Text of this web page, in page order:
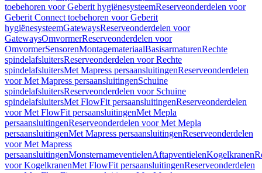
toebehoren voor Geberit hygiënesysteemReserveonderdelen voor
Geberit Connect toebehoren voor Geberit
hygiënesysteemGatewaysReserveonderdelen voor
GatewaysOmvormerReserveonderdelen voor
OmvormerSensorenMontagemateriaalBasisarmaturenRechte
spindelafsluitersReserveonderdelen voor Rechte
spindelafsluitersMet Mapress persaansluitingenReserveonderdelen
voor Met Mapress persaansluitingenSchuine
spindelafsluitersReserveonderdelen voor Schuine
spindelafsluitersMet FlowFit persaansluitingenReserveonderdelen
voor Met FlowFit persaansluitingenMet Mepla
persaansluitingenReserveonderdelen voor Met Mepla
persaansluitingenMet Mapress persaansluitingenReserveonderdelen
voor Met Mapress
persaansluitingenMonsternameventielenAftapventielenKogelkranen
voor KogelkranenMet FlowFit persaansluitingenReserveonderdelen